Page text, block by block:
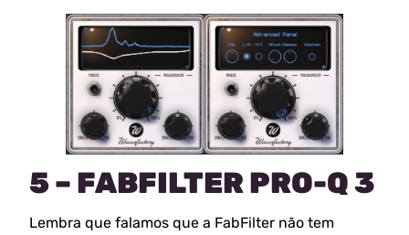
5 – FABFILTER PRO-Q 3
Lembra que falamos que a FabFilter não tem